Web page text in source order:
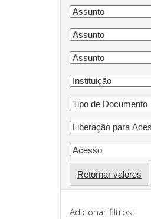
Retornar valores
Adicionar filtros: